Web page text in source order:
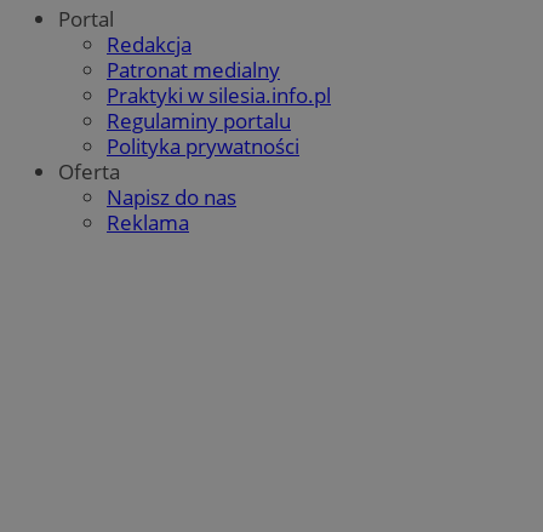
Portal
Redakcja
Patronat medialny
Praktyki w silesia.info.pl
Regulaminy portalu
Polityka prywatności
Oferta
Napisz do nas
Reklama